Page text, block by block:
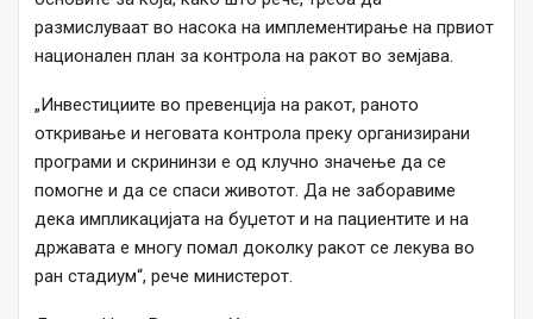
размислуваат во насока на имплементирање на првиот
национален план за контрола на ракот во земјава.
„Инвестициите во превенција на ракот, раното
откривање и неговата контрола преку организирани
програми и скрининзи е од клучно значење да се
помогне и да се спаси животот. Да не заборавиме
дека импликацијата на буџетот и на пациентите и на
државата е многу помал доколку ракот се лекува во
ран стадиум“, рече министерот.